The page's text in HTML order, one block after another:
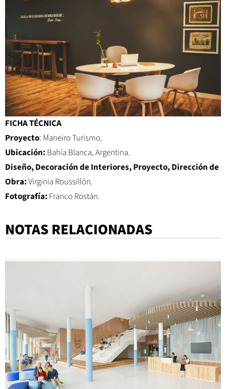
FICHA TÉCNICA
Proyecto: Maneiro Turismo.
Ubicación: Bahía Blanca, Argentina.
Diseño, Decoración de Interiores, Proyecto, Dirección de
Obra:Virginia Roussillón.
Fotografía: Franco Rostán.
NOTAS RELACIONADAS